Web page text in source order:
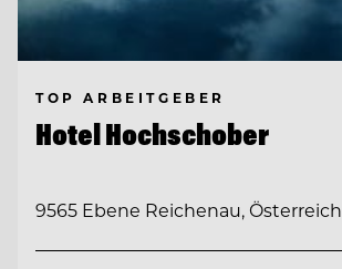
TOP ARBEITGEBER
Hotel Hochschober
9565 Ebene Reichenau, Österreich